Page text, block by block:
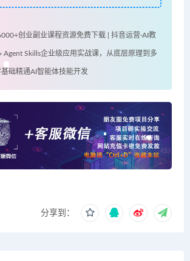
创业副业课程资源免费下载 | 抖音运营·AI教
» Agent Skills企业级应用实战课，从底层原理到多
础精通AI智能体技能开发
分享到：